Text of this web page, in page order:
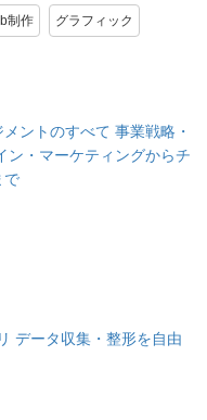
制作 グラフィック
ントのすべて 事業戦略・
ン・マーケティングからチ
で
データ収集・整形を自由